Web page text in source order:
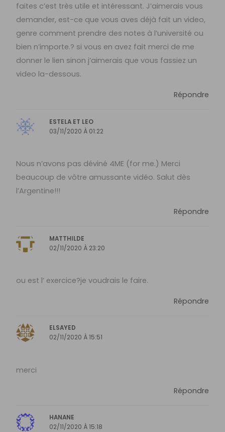
faites c’est très utile et intéressant. J’aimerais vous
demander, est-ce que vous aves déjà fait un video,
genre comment prendre des notes à l’université ou
bien n’importe.? si vous en avez fait merci de me
donner le lien sinon j’aimerais que vous fassiez un
video la-dessous.
Répondre
ESTELA ET LEO
03/11/2020 À 01:22
Nous n’avons pas déviné 4ME (for me.) Merci
beaucoup de vôtre amussante vidéo. Salut dès
l’Argentine!!!
Répondre
MATTHILDE
02/11/2020 À 23:20
ou est l’ exercice?je voudrais le faire.
Répondre
ELSAYED
02/11/2020 À 15:51
merci
Répondre
HANANE
02/11/2020 À 15:18